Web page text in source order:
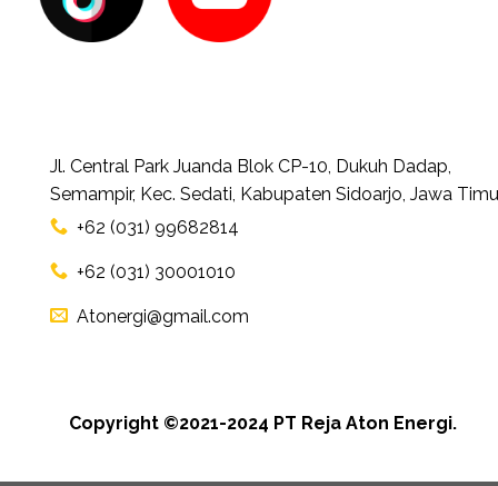
Jl. Central Park Juanda Blok CP-10, Dukuh Dadap,
Semampir, Kec. Sedati, Kabupaten Sidoarjo, Jawa
+62 (031) 99682814
+62 (031) 30001010
Atonergi@gmail.com
Copyright ©2021-2024 PT Reja Aton Energi.